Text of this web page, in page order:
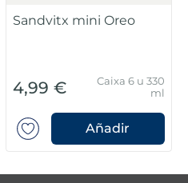
Sandvitx mini Oreo
4,99 €
Caixa 6 u 330
ml
Añadir